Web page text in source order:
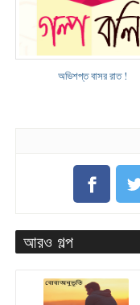
অভিশপ্ত বাসর রাত !
আরও গল্প